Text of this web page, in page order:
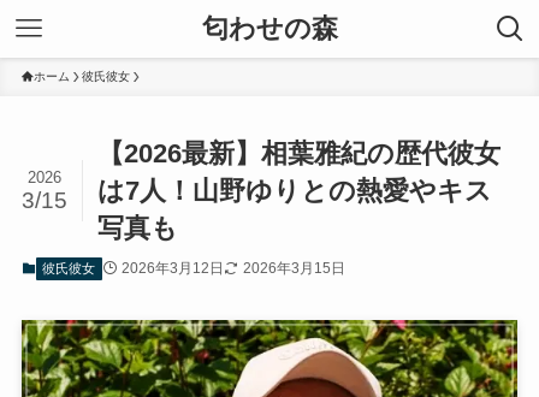
匂わせの森
ホーム 彼氏彼女
【2026最新】相葉雅紀の歴代彼女
は7人！山野ゆりとの熱愛やキス
写真も
2026
3/15
彼氏彼女 2026年3月12日 2026年3月15日